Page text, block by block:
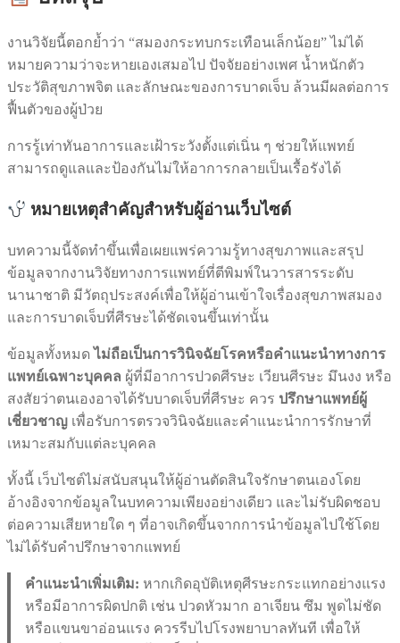
งานวิจัยนี้ตอกย้ำว่า “สมองกระทบกระเทือนเล็กน้อย” ไม่ได้
หมายความว่าจะหายเองเสมอไป ปัจจัยอย่างเพศ น้ำหนักตัว
ประวัติสุขภาพจิต และลักษณะของการบาดเจ็บ ล้วนมีผลต่อการ
ฟื้นตัวของผู้ป่วย
การรู้เท่าทันอาการและเฝ้าระวังตั้งแต่เนิ่น ๆ ช่วยให้แพทย์
สามารถดูแลและป้องกันไม่ให้อาการกลายเป็นเรื้อรังได้
หมายเหตุสำคัญสำหรับผู้อ่านเว็บไซต์
บทความนี้จัดทำขึ้นเพื่อเผยแพร่ความรู้ทางสุขภาพและสรุป
ข้อมูลจากงานวิจัยทางการแพทย์ที่ตีพิมพ์ในวารสารระดับ
นานาชาติ มีวัตถุประสงค์เพื่อให้ผู้อ่านเข้าใจเรื่องสุขภาพสมอง
และการบาดเจ็บที่ศีรษะได้ชัดเจนขึ้นเท่านั้น
ข้อมูลทั้งหมดไม่ถือเป็นการวินิจฉัยโรคหรือคำแนะนำทางการ
แพทย์เฉพาะบุคคล ผู้ที่มีอาการปวดศีรษะ เวียนศีรษะ มึนงง หรือ
สงสัยว่าตนเองอาจได้รับบาดเจ็บที่ศีรษะ ควร ปรึกษาแพทย์ผู้
เชี่ยวชาญ เพื่อรับการตรวจวินิจฉัยและคำแนะนำการรักษาที่
เหมาะสมกับแต่ละบุคคล
ทั้งนี้ เว็บไซต์ไม่สนับสนุนให้ผู้อ่านตัดสินใจรักษาตนเองโดย
อ้างอิงจากข้อมูลในบทความเพียงอย่างเดียว และไม่รับผิดชอบ
ต่อความเสียหายใด ๆ ที่อาจเกิดขึ้นจากการนำข้อมูลไปใช้โดย
ไม่ได้รับคำปรึกษาจากแพทย์
คำแนะนำเพิ่มเติม: หากเกิดอุบัติเหตุศีรษะกระแทกอย่างแรง
หรือมีอาการผิดปกติ เช่น ปวดหัวมาก อาเจียน ซึม พูดไม่ชัด
หรือแขนขาอ่อนแรง ควรรีบไปโรงพยาบาลทันที เพื่อให้